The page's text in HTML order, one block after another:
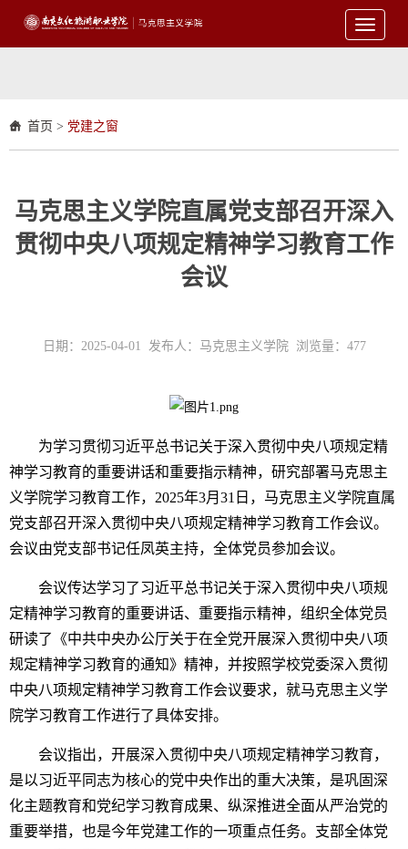
Toggle
首页 > 党建之窗
马克思主义学院直属党支部召开深入
贯彻中央八项规定精神学习教育工作
会议
日期：2025-04-01 发布人：马克思主义学院 浏览量： 477
为学习贯彻习近平总书记关于深入贯彻中央八项规定精
神学习教育的重要讲话和重要指示精神， 研究部署马克思主
义学院学习教育工作， 2025年3月31日，马克思主义学院直属
党支部召开深入贯彻中央八项规定精神学习教育工作会议。
会议由党支部书记任凤英主持，全体党员参加会议。
会议传达学习了习近平总书记关于深入贯彻中央八项规
定精神学习教育的重要讲话、重要指示精神，组织全体党员
研读了《中共中央办公厅关于在全党开展深入贯彻中央八项
规定精神学习教育的通知》精神， 并按照学校党委深入贯彻
中央八项规定精神学习教育工作会议要求， 就马克思主义学
院学习教育工作进行了具体安排。
会议指出，开展深入贯彻中央八项规定精神学习教育，
是以习近平同志为核心的党中央作出的重大决策， 是巩固深
化主题教育和党纪学习教育成果、纵深推进全面从严治党的
重要举措，也是今年党建工作的一项重点任务。 支部全体党